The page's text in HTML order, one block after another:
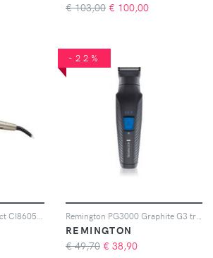
€ 103,00 € 100,00
-22%
REMINGTON
€ 49,70 € 38,90